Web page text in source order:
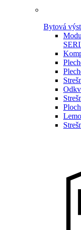
Bytová